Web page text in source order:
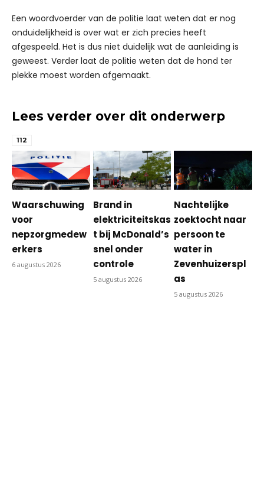
Een woordvoerder van de politie laat weten dat er nog
onduidelijkheid is over wat er zich precies heeft
afgespeeld. Het is dus niet duidelijk wat de aanleiding is
geweest. Verder laat de politie weten dat de hond ter
plekke moest worden afgemaakt.
Lees verder over dit onderwerp
112
Waarschuwing
voor
nepzorgmedew
erkers
6 augustus 2026
Brand in
elektriciteitskas
t bij McDonald’s
snel onder
controle
5 augustus 2026
Nachtelijke
zoektocht naar
persoon te
water in
Zevenhuizerspl
as
5 augustus 2026